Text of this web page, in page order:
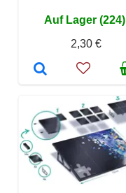
Auf Lager (224)
2,30 €